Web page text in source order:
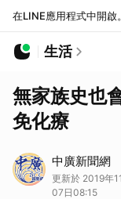
在LINE應用程式中開啟。
生活
無家族史也
免化療
中廣新聞網
更新於 2019年
07日08:15